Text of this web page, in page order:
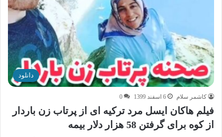
دانلود
کاشمر سلام 6 اسفند 1399 0
فیلم هاکان ایسل مرد ترکیه ای از پرتاب زن باردار
از کوه برای گرفتن 58 هزار دلار بیمه